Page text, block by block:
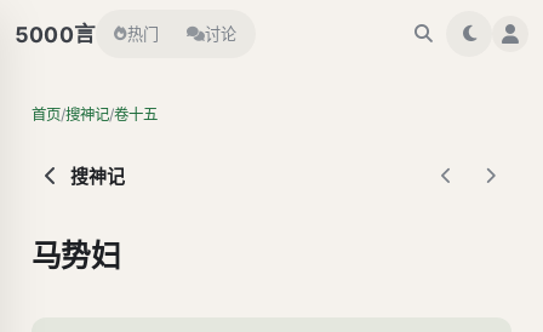
5000言 热门 讨论
首页/搜神记/卷十五
搜神记
马势妇